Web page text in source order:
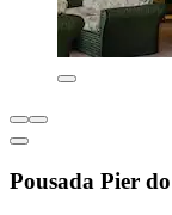
Pousada Pier